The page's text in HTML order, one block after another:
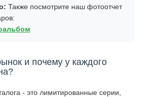
Также посмотрите наш фотоотчет
и почему у каждого
- это лимитированные серии,